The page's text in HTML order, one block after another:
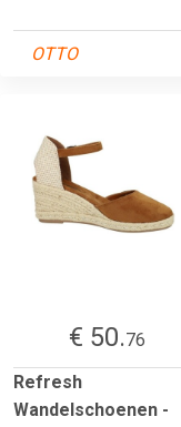
OTTO
€ 50.76
Refresh
Wandelschoenen -